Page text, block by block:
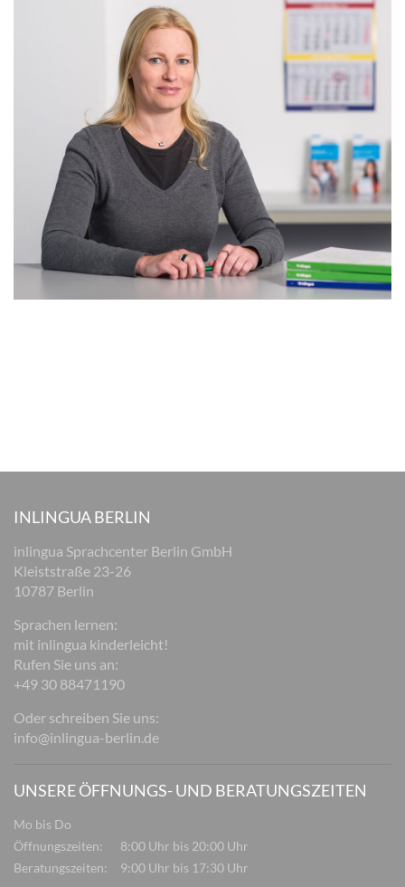
INLINGUA BERLIN
inlingua Sprachcenter Berlin GmbH
Kleiststraße 23-26
10787 Berlin
Sprachen lernen:
mit inlingua kinderleicht!
Rufen Sie uns an:
+49 30 88471190
Oder schreiben Sie uns:
info@inlingua-berlin.de
UNSERE ÖFFNUNGS- UND BERATUNGSZEITEN
Mo bis Do
Öffnungszeiten:
8:00 Uhr bis 20:00 Uhr
Beratungszeiten:
9:00 Uhr bis 17:30 Uhr